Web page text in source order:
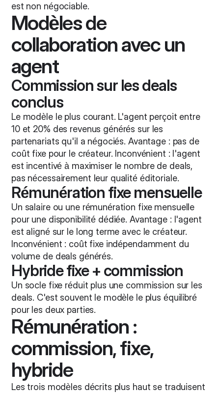
est non négociable.
Modèles de
collaboration avec un
agent
Commission sur les deals
conclus
Le modèle le plus courant. L'agent perçoit entre
10 et 20% des revenus générés sur les
partenariats qu'il a négociés. Avantage : pas de
coût fixe pour le créateur. Inconvénient : l'agent
est incentivé à maximiser le nombre de deals,
pas nécessairement leur qualité éditoriale.
Rémunération fixe mensuelle
Un salaire ou une rémunération fixe mensuelle
pour une disponibilité dédiée. Avantage : l'agent
est aligné sur le long terme avec le créateur.
Inconvénient : coût fixe indépendamment du
volume de deals générés.
Hybride fixe + commission
Un socle fixe réduit plus une commission sur les
deals. C'est souvent le modèle le plus équilibré
pour les deux parties.
Rémunération :
commission, fixe,
hybride
Les trois modèles décrits plus haut se traduisent